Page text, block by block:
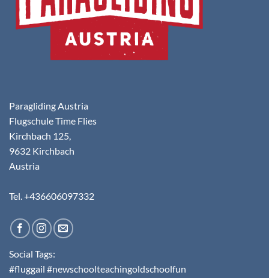
Paragliding Austria
Flugschule Time Flies
Kirchbach 125,
9632 Kirchbach
Austria
Tel. +436606097332
Social Tags:
#fluggail #newschoolteachingoldschoolfun